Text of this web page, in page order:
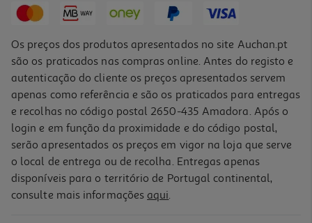
Vinho Branco Covela Avesso Edição Nacional 0.75l
Os preços dos produtos apresentados no site Auchan.pt
são os praticados nas compras online. Antes do registo e
autenticação do cliente os preços apresentados servem
apenas como referência e são os praticados para entregas
e recolhas no código postal 2650-435 Amadora. Após o
login e em função da proximidade e do código postal,
serão apresentados os preços em vigor na loja que serve
o local de entrega ou de recolha. Entregas apenas
disponíveis para o território de Portugal continental,
consulte mais informações aqui.